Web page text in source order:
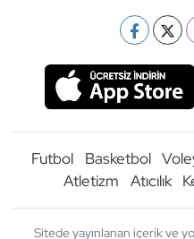
Futbol Basketbol
Atletizm
Atıcılık
Sitede yayınlanan içerik ve